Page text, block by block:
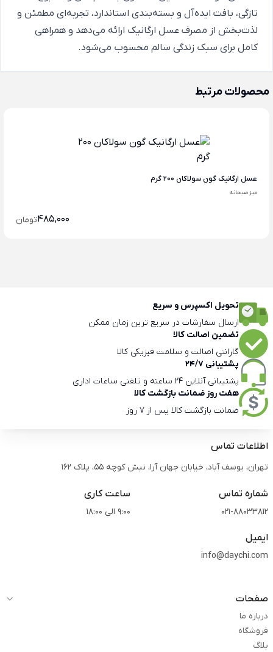
تازگی، بافت ایده‌آل و بسته‌بندی استاندارد، تجربه‌ای مطمئن و
لذت‌بخش از مصرف عسل ارگانیک ارائه می‌دهد و همراهی
کامل برای سبک زندگی سالم محسوب می‌شود.
محصولات مرتبط
عسل ارگانیک گون سولاکان 200 گرم
میز صبحانه
485,000تومان
تحویل اکسپرس و سریع
ارسال سفارشات در سریع ترین زمان ممکن
تضمین اصالت کالا
گارانتی اصالت و سلامت فیزیکی کالا
پشتیبانی 24/7
پشتیبانی آنلاین 24 ساعته و تلفنی ساعات اداری
هفت روز ضمانت بازگشت کالا
ضمانت بازگشت کالا پس از 7 روز
اطلاعات تماس
تهران، یوسف آباد، خیابان جهان آرا، نبش کوچه 55، پلاک 162
شماره تماس
021-88033812
ساعت کاری
9:00 الی 18:00
ایمیل
info@daychi.com
صفحات
درباره ما
فروشگاه
بلاگ